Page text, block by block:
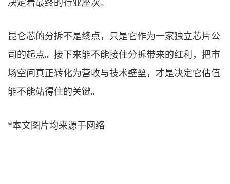
决定着最终的行业座次。
昆仑芯的分拆不是终点，只是它作为一家独立芯片公
司的起点。接下来能不能接住分拆带来的红利，把市
场空间真正转化为营收与技术壁垒，才是决定它估值
能不能站得住的关键。
*本文图片均来源于网络